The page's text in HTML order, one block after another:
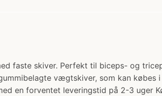
faste skiver. Perfekt til biceps- og
vægtskiver, som kan
en forventet leveringstid på 2-3 uger